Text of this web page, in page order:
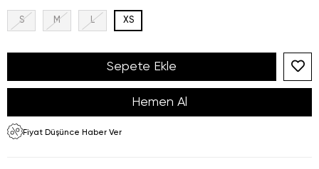
S M L XS
Fiyat Düşünce Haber Ver